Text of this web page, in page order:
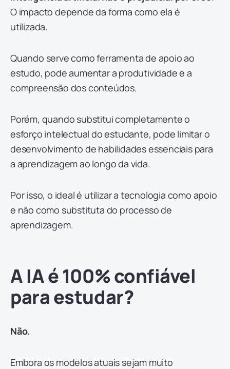
O impacto depende da forma como ela é
utilizada.
Quando serve como ferramenta de apoio ao
estudo, pode aumentar a produtividade e a
compreensão dos conteúdos.
Porém, quando substitui completamente o
esforço intelectual do estudante, pode limitar o
desenvolvimento de habilidades essenciais para
a aprendizagem ao longo da vida.
Por isso, o ideal é utilizar a tecnologia como apoio
e não como substituta do processo de
aprendizagem.
A IA é 100% confiável
para estudar?
Não.
Embora os modelos atuais sejam muito